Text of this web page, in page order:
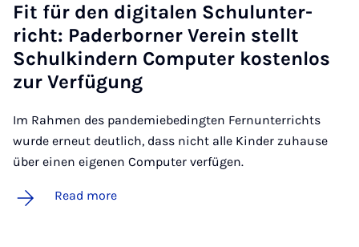
Fit für den di­gitalen Schu­lun­ter­
richt: Pader­borner Ver­ein stellt
Schul­kindern Com­puter kos­ten­los
zur Ver­fü­gung
Im Rahmen des pandemiebedingten Fernunterrichts
wurde erneut deutlich, dass nicht alle Kinder zuhause
über einen eigenen Computer verfügen.
Read more